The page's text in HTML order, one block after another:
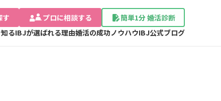
す プロに相談する
簡単1分 婚活診断
るIBJが選ばれる理由婚活の成功ノウハウIBJ公式ブログ